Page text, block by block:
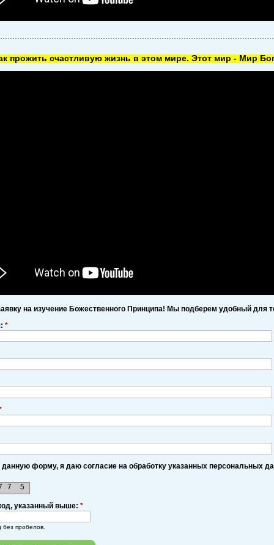
прожить счастливую жизнь в этом мире. Этот мир - Мир
на изучение Божественного Принципа! Мы подберем удобный для
*
форму, я даю согласие на обработку указанных персональных
5
7
указанный выше: *
без пробелов.